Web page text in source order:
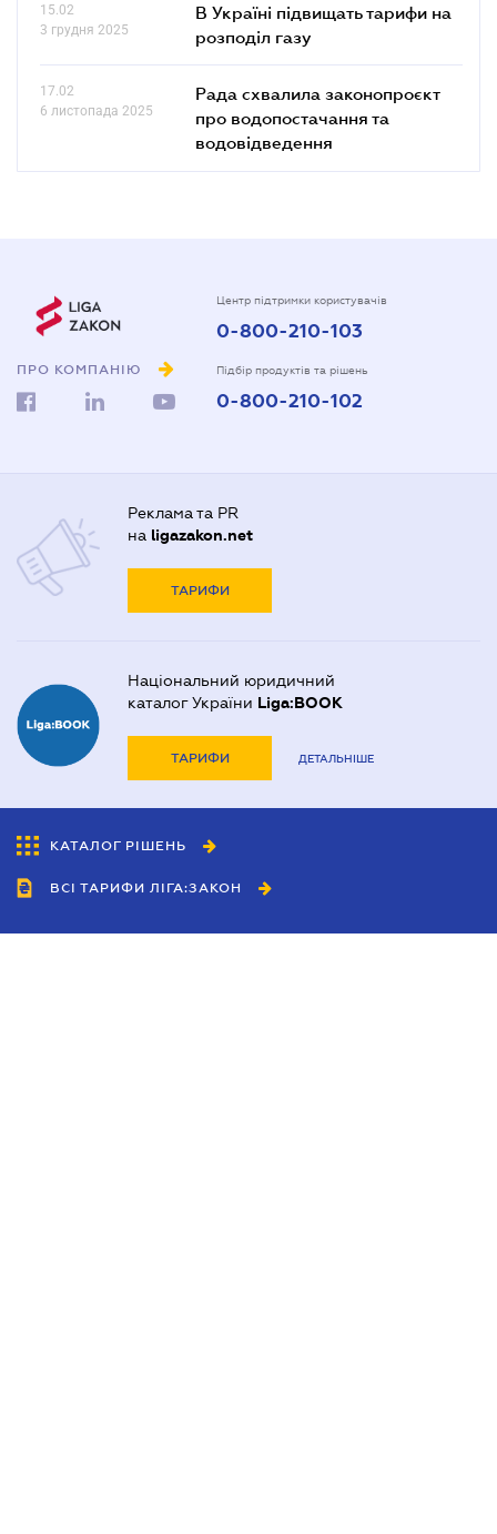
15.02
3 грудня 2025
В Україні підвищать тарифи на
розподіл газу
17.02
6 листопада 2025
Рада схвалила законопроєкт
про водопостачання та
водовідведення
ПРО КОМПАНІЮ
Центр підтримки користувачів
0-800-210-103
Підбір продуктів та рішень
0-800-210-102
Реклама та PR
на ligazakon.net
ТАРИФИ
Національний юридичний
каталог України Liga:BOOK
ТАРИФИ ДЕТАЛЬНІШЕ
КАТАЛОГ РІШЕНЬ
ВСІ ТАРИФИ ЛІГА:ЗАКОН